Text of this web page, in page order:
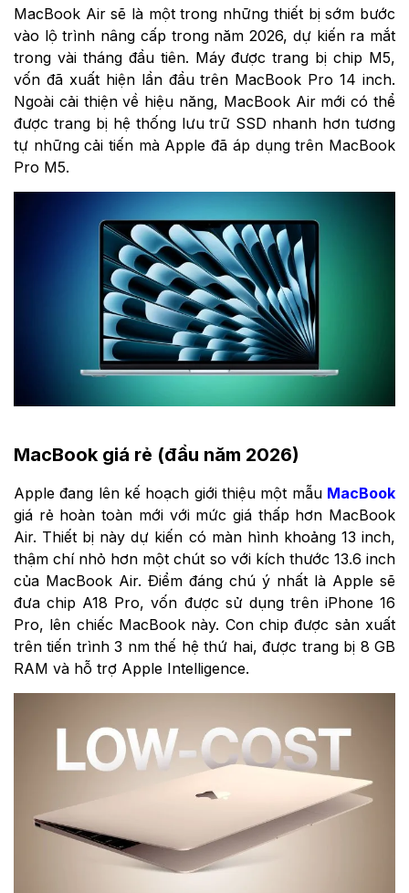
MacBook Air sẽ là một trong những thiết bị sớm bước
vào lộ trình nâng cấp trong năm 2026, dự kiến ra mắt
trong vài tháng đầu tiên. Máy được trang bị chip M5,
vốn đã xuất hiện lần đầu trên MacBook Pro 14 inch.
Ngoài cải thiện về hiệu năng, MacBook Air mới có thể
được trang bị hệ thống lưu trữ SSD nhanh hơn tương
tự những cải tiến mà Apple đã áp dụng trên MacBook
Pro M5.
MacBook giá rẻ (đầu năm 2026)
Apple đang lên kế hoạch giới thiệu một mẫu MacBook
giá rẻ hoàn toàn mới với mức giá thấp hơn MacBook
Air. Thiết bị này dự kiến có màn hình khoảng 13 inch,
thậm chí nhỏ hơn một chút so với kích thước 13.6 inch
của MacBook Air. Điểm đáng chú ý nhất là Apple sẽ
đưa chip A18 Pro, vốn được sử dụng trên iPhone 16
Pro, lên chiếc MacBook này. Con chip được sản xuất
trên tiến trình 3 nm thế hệ thứ hai, được trang bị 8 GB
RAM và hỗ trợ Apple Intelligence.